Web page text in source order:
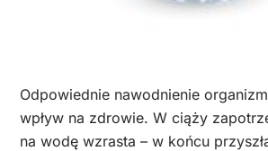
Odpowiednie nawodnienie
wpływ na zdrowie. W ciąży
na wodę wzrasta – w końcu